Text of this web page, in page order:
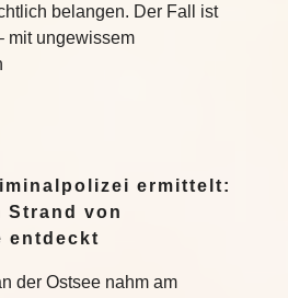
belangen. Der Fall ist
mit ungewissem
ermittelt:
Strand von
entdeckt
der Ostsee nahm am